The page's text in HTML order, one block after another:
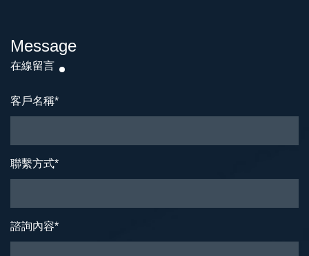
Message
在線留言
客戶名稱*
聯繫方式*
諮詢內容*